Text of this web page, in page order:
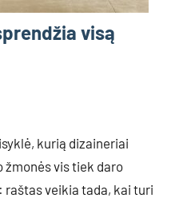
visą
kurią dizaineriai
vis tiek daro
veikia tada, kai turi